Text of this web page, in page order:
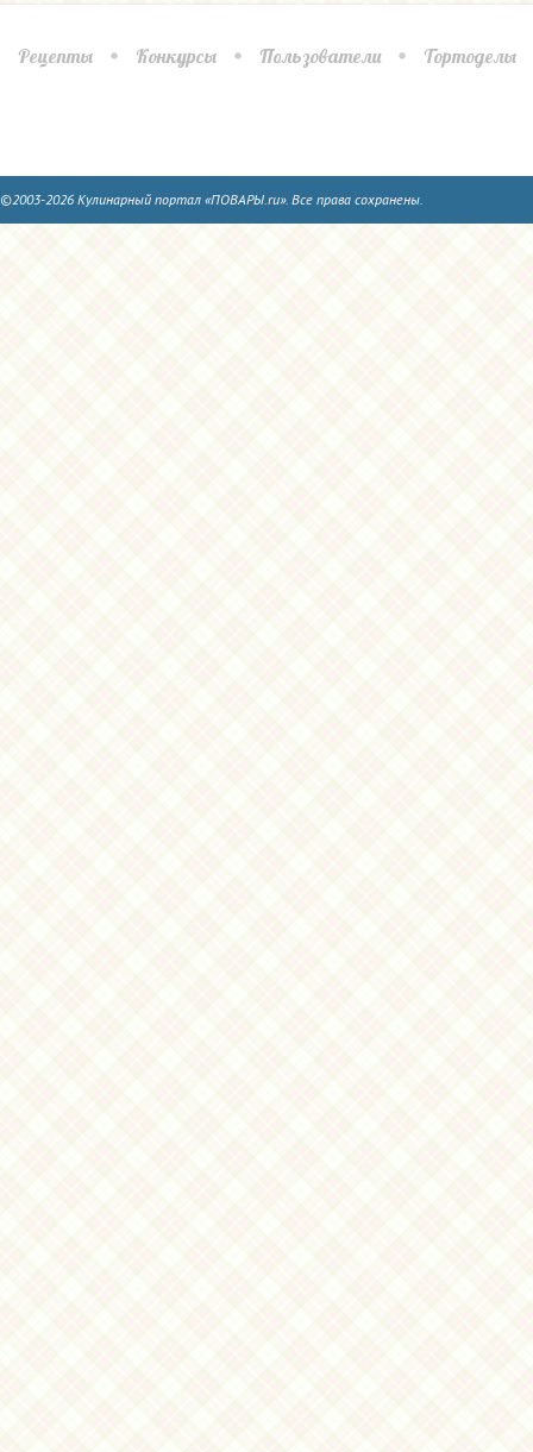
Рецепты Конкурсы Пользователи Тортоделы
©2003-2026 Кулинарный портал «ПОВАРЫ.ru». Все права сохранены.